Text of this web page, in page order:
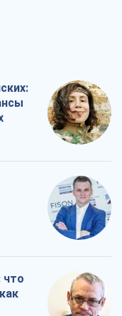
что